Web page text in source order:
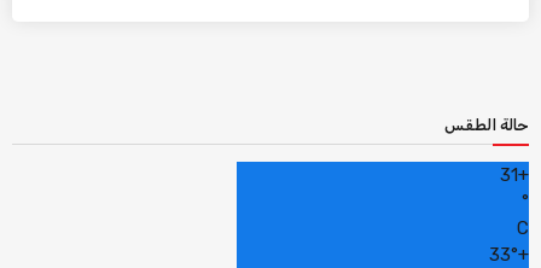
حالة الطقس
+
31
°
C
+
33°